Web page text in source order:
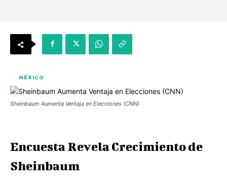
MÉXICO
Sheinbaum Aumenta Ventaja en Elecciones (CNN)
Encuesta Revela Crecimiento de
Sheinbaum